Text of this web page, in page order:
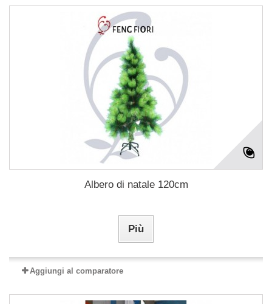
Albero di natale 120cm
Più
Aggiungi al comparatore